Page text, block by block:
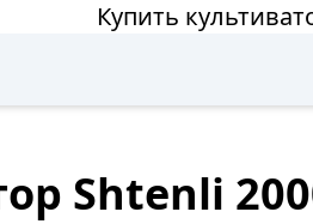
Купить
Shtenli